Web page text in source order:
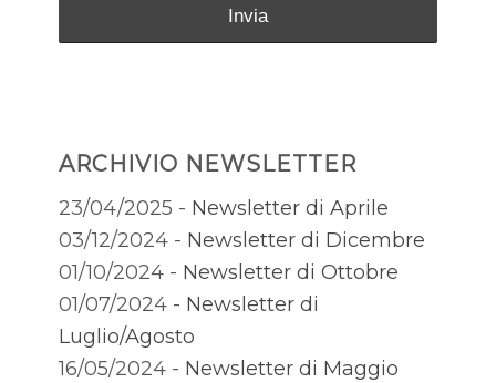
ARCHIVIO NEWSLETTER
23/04/2025 - Newsletter di Aprile
03/12/2024 - Newsletter di Dicembre
01/10/2024 - Newsletter di Ottobre
01/07/2024 - Newsletter di
Luglio/Agosto
16/05/2024 - Newsletter di Maggio